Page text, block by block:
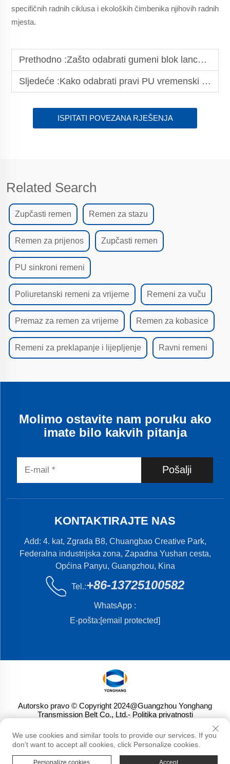
specifičnih radnih ciklusa i ekoloških čimbenika njihovih radnih
mjesta.
Prethodno :Zašto odabrati gumeni blok lanca otporan na kiseline i alkalije?
Sljedeće :Kako odabrati pravi PU vremenski pojas za svoje strojeve
ISPITATI POVEZANA RJEŠENJA
Related Search
Zupčasti remen Remen za stazu
Remen za prijenos Zupčasti remen
PU sinkroni remeni
Poliuretanski remeni za vrijeme Remeni za vuču
Premaz za remen za vrijeme Remen za kobasice
Remeni za preklapanje i lijepljenje Ravni remeni
Molimo ostavite nam poruku ako
imate bilo kakvih pitanja
Pošalji
KONTAKTIRAJTE NAS
Add: 4. kat, Zgrada B8, Chuangbao Creative Park,
Federalna industrijska zona, Zapadna Yushan cesta,
Općina Panyu, Guangzhou, Kina
Tel.:+86-13725100582
WhatsApp :
E-pošta:[email protected]
Autorsko pravo © Copyright 2024@Guangzhou Yonghang
Transmission Belt Co., Ltd.- Politika privatnosti
We use cookies and similar tools to provide our services. If you
don't want to accept all cookies, click Personalize cookies.
Personalize cookies Accept